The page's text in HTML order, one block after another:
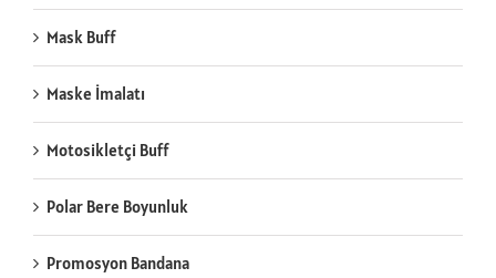
Mask Buff
Maske İmalatı
Motosikletçi Buff
Polar Bere Boyunluk
Promosyon Bandana